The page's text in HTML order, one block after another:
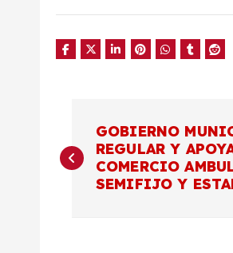
a
GOBIERNO
REGULAR Y
COMERCIO
SEMIFIJO Y